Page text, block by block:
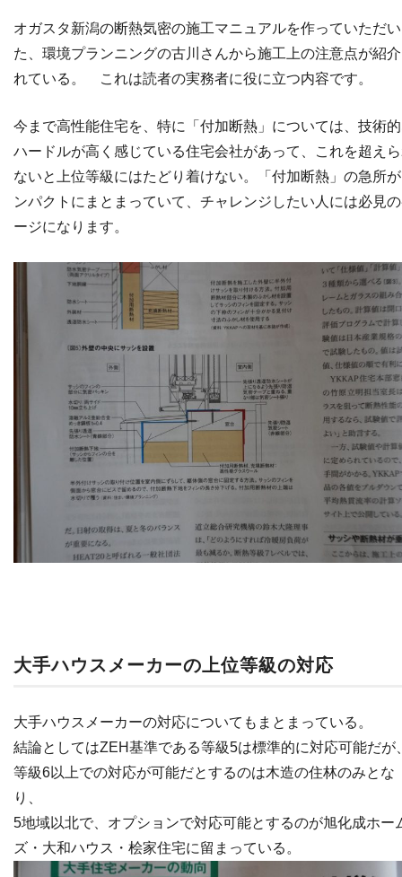
オガスタ新潟の断熱気密の施工マニュアルを作っていただい
た、環境プランニングの古川さんから施工上の注意点が紹
れている。 これは読者の実務者に役に立つ内容です。
今まで高性能住宅を、特に「付加断熱」については、技術
ハードルが高く感じている住宅会社があって、これを超え
ないと上位等級にはたどり着けない。「付加断熱」の急所
ンパクトにまとまっていて、チャレンジしたい人には必見
ージになります。
大手ハウスメーカーの上位等級の対応
大手ハウスメーカーの対応についてもまとまっている。
結論としてはZEH基準である等級5は標準的に対応可能だが
等級6以上での対応が可能だとするのは木造の住林のみとな
り、
5地域以北で、オプションで対応可能とするのが旭化成ホー
ズ・大和ハウス・桧家住宅に留まっている。